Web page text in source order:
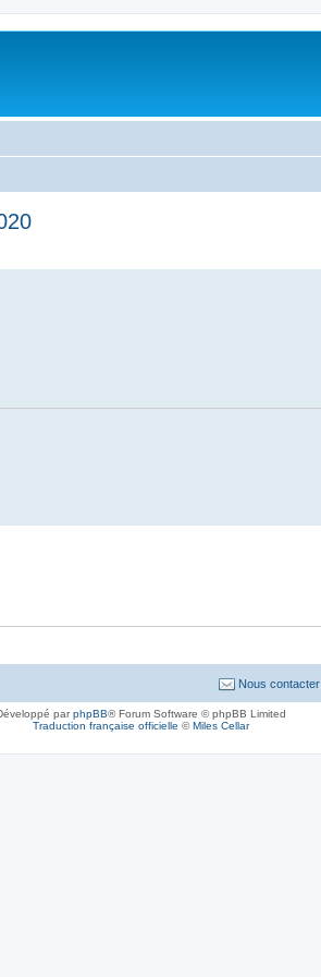
Nous contacter
parphpBB® Forum Software © phpBB Limited
Traduction française officielle ©Miles Cellar